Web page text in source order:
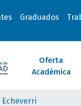
Graduados
Oferta
Académica
Echeverri